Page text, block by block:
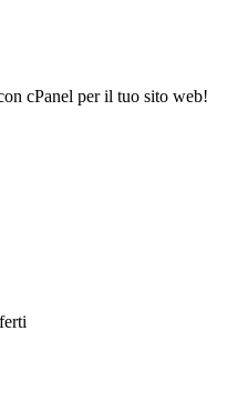
cPanel per il tuo sito web!